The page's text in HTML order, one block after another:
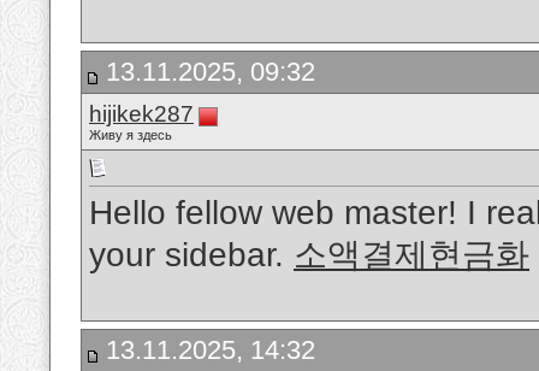
13.11.2025, 09:32
hijikek287
Живу я здесь
Hello fellow web master! I
your sidebar. 소액결제현금화
13.11.2025, 14:32